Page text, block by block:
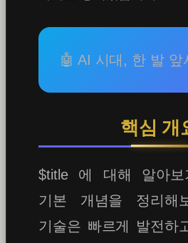
🤖 AI 시대, 한 발 앞
핵심 개
$title 에 대해 알아
기본 개념을 정리해
기술은 빠르게 발전하